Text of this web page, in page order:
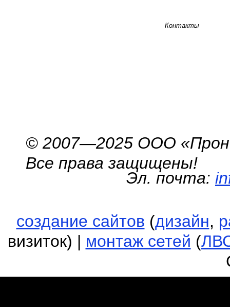
Контакты
© 2007—2025 ООО
Все права защищены!
Эл. почта:
создание сайтов (дизайн,
визиток) | монтаж сетей (